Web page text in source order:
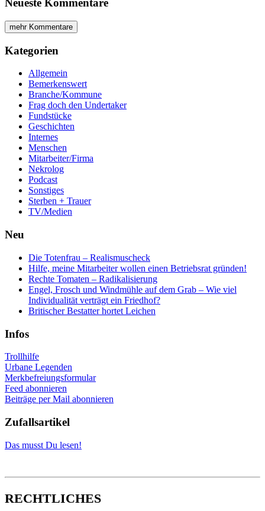
Neueste Kommentare
mehr Kommentare
Kategorien
Allgemein
Bemerkenswert
Branche/Kommune
Frag doch den Undertaker
Fundstücke
Geschichten
Internes
Menschen
Mitarbeiter/Firma
Nekrolog
Podcast
Sonstiges
Sterben + Trauer
TV/Medien
Neu
Die Totenfrau – Realismuscheck
Hilfe, meine Mitarbeiter wollen einen Betriebsrat gründen!
Rechte Tomaten – Radikalisierung
Engel, Frosch und Windmühle auf dem Grab – Wie viel
Individualität verträgt ein Friedhof?
Britischer Bestatter hortet Leichen
Infos
Trollhilfe
Urbane Legenden
Merkbefreiungsformular
Feed abonnieren
Beiträge per Mail abonnieren
Zufallsartikel
Das musst Du lesen!
RECHTLICHES